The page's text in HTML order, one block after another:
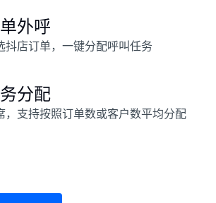
外呼
抖店订单，一键分配呼叫任务
分配
，支持按照订单数或客户数平均分配